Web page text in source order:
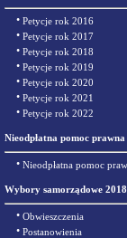
• Petycje rok 2016
• Petycje rok 2017
• Petycje rok 2018
• Petycje rok 2019
• Petycje rok 2020
• Petycje rok 2021
• Petycje rok 2022
Nieodpłatna pomoc prawna
• Nieodpłatna pomoc
Wybory samorządowe 2018
• Obwieszczenia
• Postanowienia